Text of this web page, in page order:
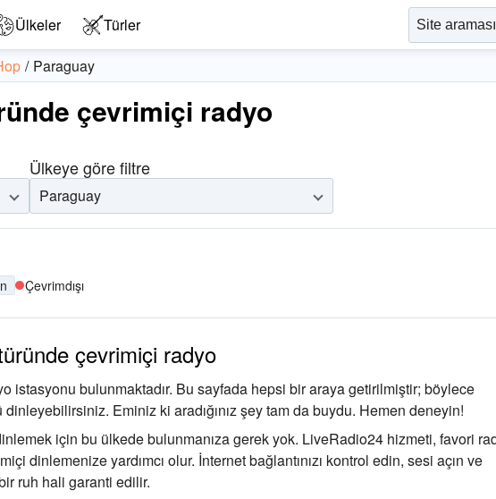
Ülkeler Türler
Paraguay
çevrimiçi radyo
Ülkeye göre filtre
Paraguay
Çevrimdışı
çevrimiçi radyo
istasyonu bulunmaktadır. Bu sayfada hepsi bir araya getirilmiştir; böylece
Eminiz ki aradığınız şey tam da buydu. Hemen deneyin!
için bu ülkede bulunmanıza gerek yok. LiveRadio24 hizmeti, favori
dinlemenize yardımcı olur. İnternet bağlantınızı kontrol edin, sesi açın ve
ruh hali garanti edilir.